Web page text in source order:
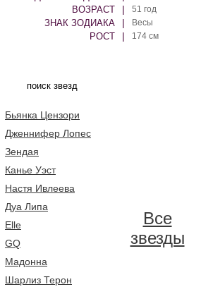
ВОЗРАСТ | 51 год
ЗНАК ЗОДИАКА | Весы
РОСТ | 174 см
Бьянка Цензори
Дженнифер Лопес
Зендая
Канье Уэст
Настя Ивлеева
Дуа Липа
Elle
GQ
Мадонна
Шарлиз Терон
Все
звезды